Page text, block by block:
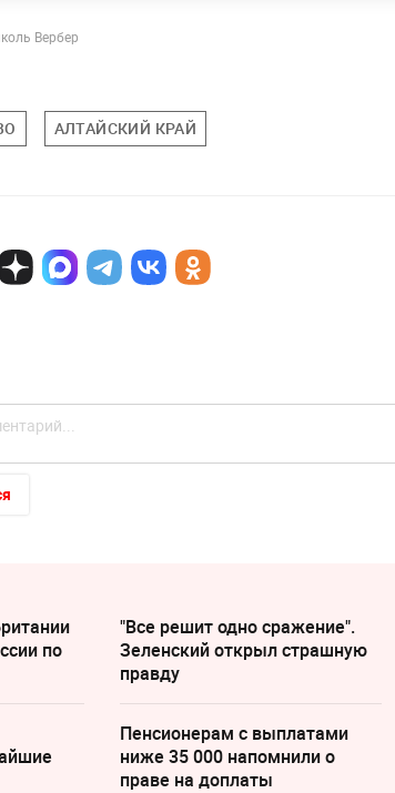
Вербер
АЛТАЙСКИЙ КРАЙ
по
"Все решит одно сражение".
Зеленский открыл страшную
правду
Пенсионерам с выплатами
ниже 35 000 напомнили о
праве на доплаты